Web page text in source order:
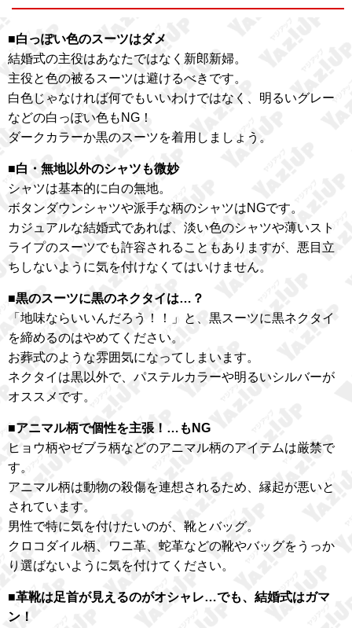
■白っぽい色のスーツはダメ
結婚式の主役はあなたではなく新郎新婦。
主役と色の被るスーツは避けるべきです。
白色じゃなければ何でもいいわけではなく、明るいグレー
などの白っぽい色もNG！
ダークカラーか黒のスーツを着用しましょう。
■白・無地以外のシャツも微妙
シャツは基本的に白の無地。
ボタンダウンシャツや派手な柄のシャツはNGです。
カジュアルな結婚式であれば、淡い色のシャツや薄いスト
ライプのスーツでも許容されることもありますが、悪目立
ちしないように気を付けなくてはいけません。
■黒のスーツに黒のネクタイは…？
「地味ならいいんだろう！！」と、黒スーツに黒ネクタイ
を締めるのはやめてください。
お葬式のような雰囲気になってしまいます。
ネクタイは黒以外で、パステルカラーや明るいシルバーが
オススメです。
■アニマル柄で個性を主張！…もNG
ヒョウ柄やゼブラ柄などのアニマル柄のアイテムは厳禁で
す。
アニマル柄は動物の殺傷を連想されるため、縁起が悪いと
されています。
男性で特に気を付けたいのが、靴とバッグ。
クロコダイル柄、ワニ革、蛇革などの靴やバッグをうっか
り選ばないように気を付けてください。
■革靴は足首が見えるのがオシャレ…でも、結婚式はガマ
ン！